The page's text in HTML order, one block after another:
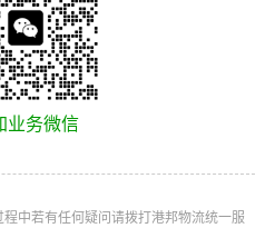
业务微信
程中若有任何疑问请拨打 港邦物流统一服